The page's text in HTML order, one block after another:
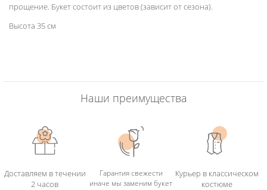
прощение. Букет состоит из цветов (зависит от сезона).
Высота 35 см
Наши преимущества
Доставляем в течении
2 часов
Гарантия свежести
иначе мы заменим букет
Курьер в классическом
костюме